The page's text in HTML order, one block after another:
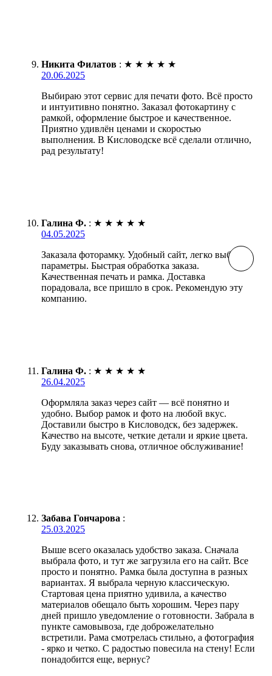
Никита Филатов : ★ ★ ★ ★ ★
20.06.2025
Выбираю этот сервис для печати фото. Всё просто
и интуитивно понятно. Заказал фотокартину с
рамкой, оформление быстрое и качественное.
Приятно удивлён ценами и скоростью
выполнения. В Кисловодске всё сделали отлично,
рад результату!
Галина Ф. : ★ ★ ★ ★ ★
04.05.2025
Заказала фоторамку. Удобный сайт, легко выбрать
параметры. Быстрая обработка заказа.
Качественная печать и рамка. Доставка
порадовала, все пришло в срок. Рекомендую эту
компанию.
Галина Ф. : ★ ★ ★ ★ ★
26.04.2025
Оформляла заказ через сайт — всё понятно и
удобно. Выбор рамок и фото на любой вкус.
Доставили быстро в Кисловодск, без задержек.
Качество на высоте, четкие детали и яркие цвета.
Буду заказывать снова, отличное обслуживание!
Забава Гончарова :
25.03.2025
Выше всего оказалась удобство заказа. Сначала
выбрала фото, и тут же загрузила его на сайт. Все
просто и понятно. Рамка была доступна в разных
вариантах. Я выбрала черную классическую.
Стартовая цена приятно удивила, а качество
материалов обещало быть хорошим. Через пару
дней пришло уведомление о готовности. Забрала в
пункте самовывоза, где доброжелательно
встретили. Рама смотрелась стильно, а фотография
- ярко и четко. С радостью повесила на стену! Если
понадобится еще, вернус?